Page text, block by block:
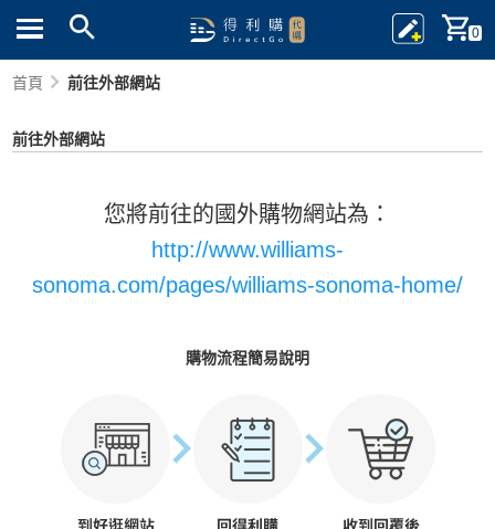
0
首頁 前往外部網站
前往外部網站
您將前往的國外購物網站為：
http://www.williams-
sonoma.com/pages/williams-sonoma-home/
購物流程簡易說明